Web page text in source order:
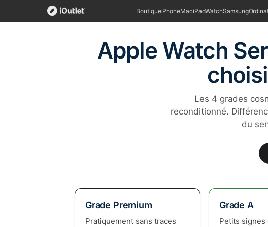
BoutiqueiPhoneMaciPadWatchSamsung
Apple Watch
Les 4 grades
reconditionné.
du
Grade Premium
Pratiquement sans traces
Grade A
Petits signes